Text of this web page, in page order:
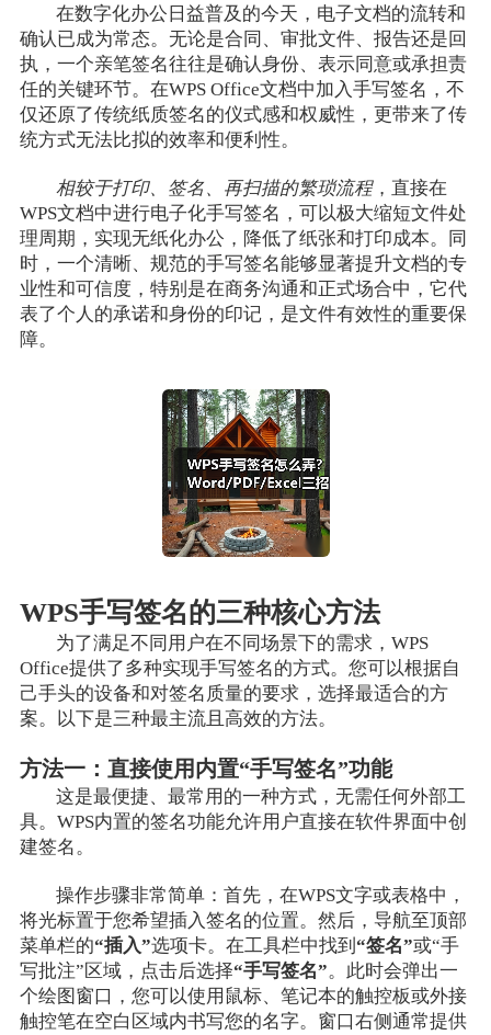
在数字化办公日益普及的今天，电子文档的流转和
确认已成为常态。无论是合同、审批文件、报告还是回
执，一个亲笔签名往往是确认身份、表示同意或承担责
任的关键环节。在WPS Office文档中加入手写签名，不
仅还原了传统纸质签名的仪式感和权威性，更带来了传
统方式无法比拟的效率和便利性。
相较于打印、签名、再扫描的繁琐流程，直接在
WPS文档中进行电子化手写签名，可以极大缩短文件处
理周期，实现无纸化办公，降低了纸张和打印成本。同
时，一个清晰、规范的手写签名能够显著提升文档的专
业性和可信度，特别是在商务沟通和正式场合中，它代
表了个人的承诺和身份的印记，是文件有效性的重要保
障。
WPS手写签名的三种核心方法
为了满足不同用户在不同场景下的需求，WPS
Office提供了多种实现手写签名的方式。您可以根据自
己手头的设备和对签名质量的要求，选择最适合的方
案。以下是三种最主流且高效的方法。
方法一：直接使用内置“手写签名”功能
这是最便捷、最常用的一种方式，无需任何外部工
具。WPS内置的签名功能允许用户直接在软件界面中创
建签名。
操作步骤非常简单：首先，在WPS文字或表格中，
将光标置于您希望插入签名的位置。然后，导航至顶部
菜单栏的“插入”选项卡。在工具栏中找到 “签名”或“手
写批注”区域，点击后选择“手写签名”。此时会弹出一
个绘图窗口，您可以使用鼠标、笔记本的触控板或外接
触控笔在空白区域内书写您的名字。窗口右侧通常提供